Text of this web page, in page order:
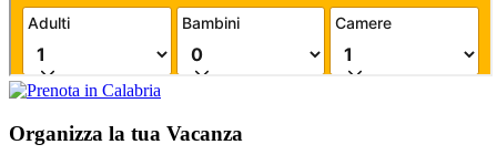
Organizza la tua Vacanza